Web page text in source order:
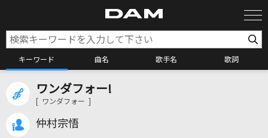
キーワード 曲名 歌手名 歌詞
カラオケ検索
ワンダフォー!
[ ワンダフォー ]
仲村宗悟